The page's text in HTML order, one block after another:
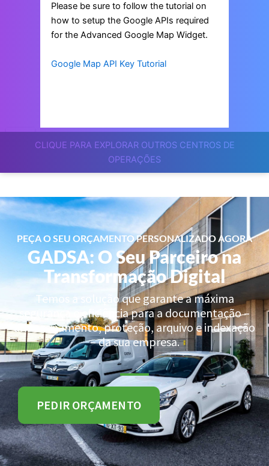
CLIQUE PARA EXPLORAR OUTROS CENTROS DE
OPERAÇÕES
Please be sure to follow the tutorial on
how to setup the Google APIs required
for the Advanced Google Map Widget.
Google Map API Key Tutorial
PEÇA O SEU ORÇAMENTO PERSONALIZADO AGORA
GADSA: O Seu Parceiro na
Transformação Digital
Temos a solução que garante a máxima
segurança e eficiência para a documentação –
armazenamento, proteção, arquivo e indexação
– da sua empresa.
PEDIR ORÇAMENTO